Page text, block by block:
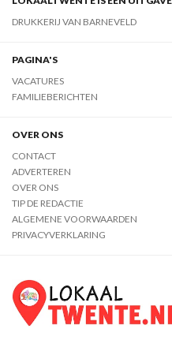
DRUKKERIJ VAN BARNEVELD
PAGINA'S
VACATURES
FAMILIEBERICHTEN
OVER ONS
CONTACT
ADVERTEREN
OVER ONS
TIP DE REDACTIE
ALGEMENE VOORWAARDEN
PRIVACYVERKLARING